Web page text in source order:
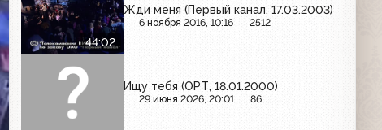
44:02
Жди меня (Первый канал, 17.03.2003)
6 ноября 2016, 10:16 2512
Ищу тебя (ОРТ, 18.01.2000)
29 июня 2026, 20:01 86